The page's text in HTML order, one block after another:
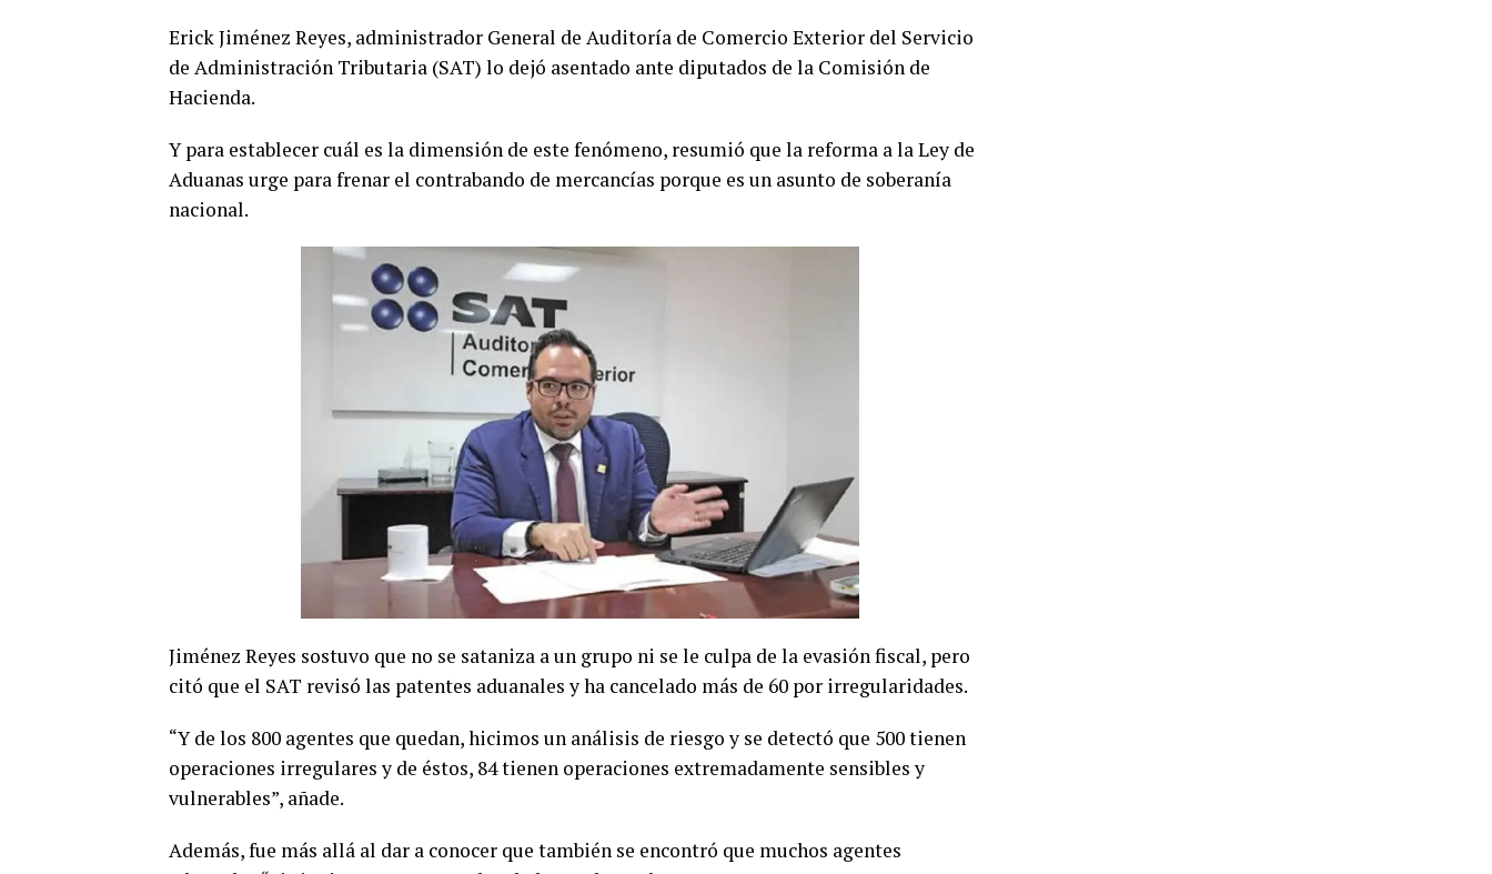
Erick Jiménez Reyes, administrador General de Auditoría de Comercio Exterior del Servicio
de Administración Tributaria (SAT) lo dejó asentado ante diputados de la Comisión de
Hacienda.
Y para establecer cuál es la dimensión de este fenómeno, resumió que la reforma a la Ley de
Aduanas urge para frenar el contrabando de mercancías porque es un asunto de soberanía
nacional.
Jiménez Reyes sostuvo que no se sataniza a un grupo ni se le culpa de la evasión fiscal, pero
citó que el SAT revisó las patentes aduanales y ha cancelado más de 60 por irregularidades.
“Y de los 800 agentes que quedan, hicimos un análisis de riesgo y se detectó que 500 tienen
operaciones irregulares y de éstos, 84 tienen operaciones extremadamente sensibles y
vulnerables”, añade.
Además, fue más allá al dar a conocer que también se encontró que muchos agentes